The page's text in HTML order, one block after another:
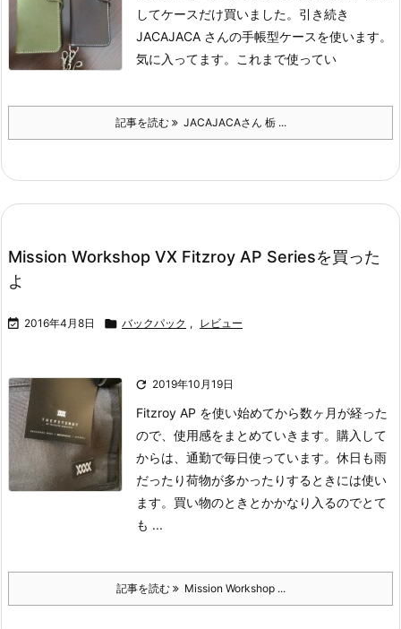
してケースだけ買いました。 引き続き
JACAJACA さんの手帳型ケースを使います。
気に入ってます。
これまで使ってい
記事を読む JACAJACAさん 栃 ...
Mission Workshop VX Fitzroy AP Seriesを買った
よ
 2016年4月8日  バックパック , レビュー
 2019年10月19日
Fitzroy AP を使い始めてから数ヶ月が経った
ので、使用感をまとめていきます。 購入して
からは、通勤で毎日使っています。休日も雨
だったり荷物が多かったりするときには使い
ます。 買い物のときとかかなり入るのでとて
も ...
記事を読む Mission Workshop ...